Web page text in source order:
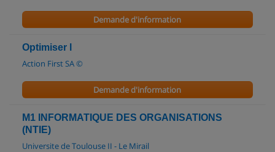
Demande d'information
Optimiser l
Action First SA ©
Demande d'information
M1 INFORMATIQUE DES ORGANISATIONS
(NTIE)
Universite de Toulouse II - Le Mirail